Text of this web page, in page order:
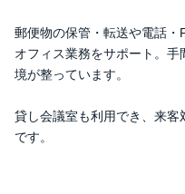
郵便物の保管・転送や電話・
オフィス業務をサポート。
境が整っています。
貸し会議室も利用でき、来客
です。